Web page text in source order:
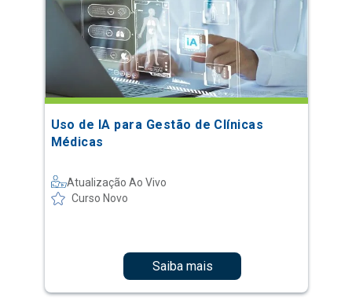
Uso de IA para Gestão de Clínicas
Médicas
Atualização Ao Vivo
Curso Novo
Saiba mais